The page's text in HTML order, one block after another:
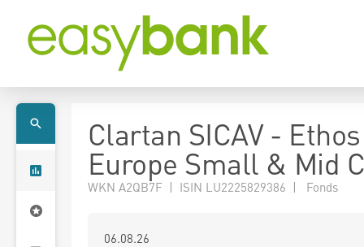
Clartan SICAV - Ethos
Europe Small & Mid
WKN A2QB7F | ISIN LU2225829386 | Fonds
06.08.26